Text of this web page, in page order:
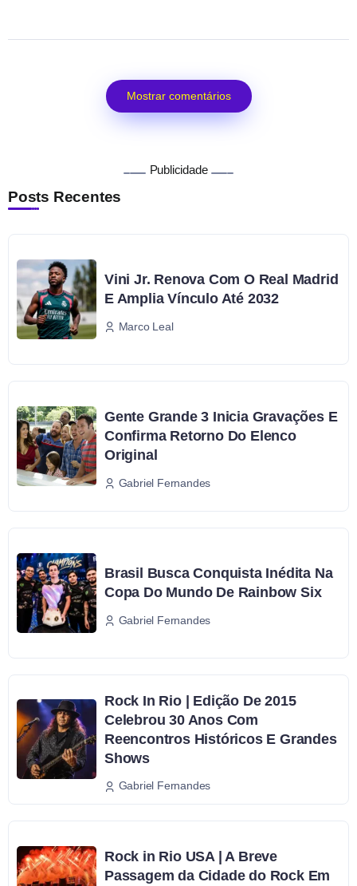
Mostrar comentários
Publicidade
Posts Recentes
Vini Jr. Renova Com O Real Madrid
E Amplia Vínculo Até 2032
Marco Leal
Gente Grande 3 Inicia Gravações E
Confirma Retorno Do Elenco
Original
Gabriel Fernandes
Brasil Busca Conquista Inédita Na
Copa Do Mundo De Rainbow Six
Gabriel Fernandes
Rock In Rio | Edição De 2015
Celebrou 30 Anos Com
Reencontros Históricos E Grandes
Shows
Gabriel Fernandes
Rock in Rio USA | A Breve
Passagem da Cidade do Rock Em